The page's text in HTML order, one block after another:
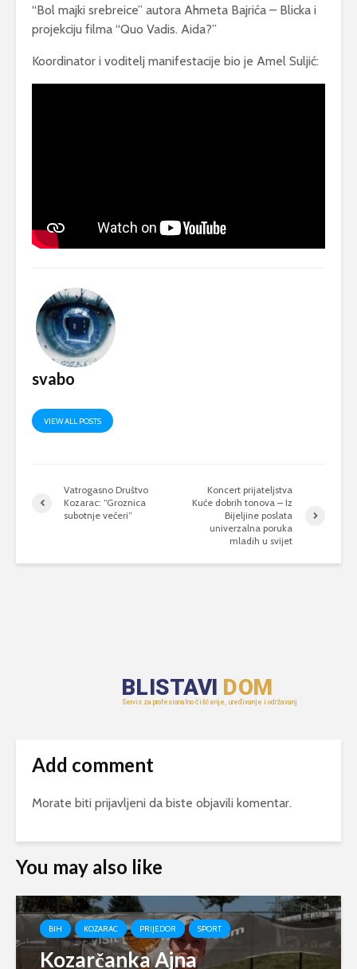
“Bol majki srebreice” autora Ahmeta Bajrića – Blicka i
projekciju filma “Quo Vadis. Aida?”
Koordinator i voditelj manifestacije bio je Amel Suljić:
svabo
VIEW ALL POSTS
Vatrogasno Društvo
Kozarac: “Groznica
subotnje večeri”
Koncert prijateljstva
Kuće dobrih tonova – Iz
Bijeljine poslata
univerzalna poruka
mladih u svijet
Add comment
Morate biti prijavljeni da biste objavili komentar.
You may also like
BIH KOZARAC PRIJEDOR SPORT
Kozarčanka Ajna